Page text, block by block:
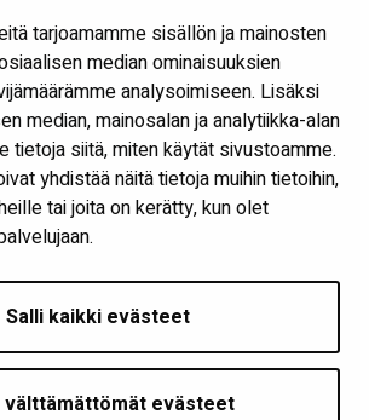
tarjoamamme sisällön ja mainosten
median ominaisuuksien
analysoimiseen. Lisäksi
median, mainosalan ja analytiikka-alan
tietoja siitä, miten käytät sivustoamme.
yhdistää näitä tietoja muihin tietoihin,
tai joita on kerätty, kun olet
Salli kaikki evästeet
välttämättömät evästeet
kanavat